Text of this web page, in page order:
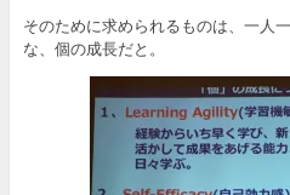
そのために求められるものは、一人
な、個の成長だと。